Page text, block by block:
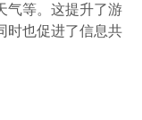
气等。这提升了游
时也促进了信息共